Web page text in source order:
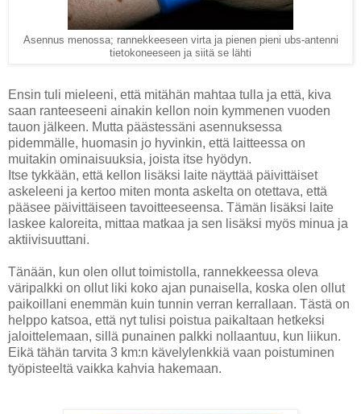
Asennus menossa; rannekkeeseen virta ja pienen pieni ubs-antenni
tietokoneeseen ja siitä se lähti
Ensin tuli mieleeni, että mitähän mahtaa tulla ja että, kiva
saan ranteeseeni ainakin kellon noin kymmenen vuoden
tauon jälkeen. Mutta päästessäni asennuksessa
pidemmälle, huomasin jo hyvinkin, että laitteessa on
muitakin ominaisuuksia, joista itse hyödyn.
Itse tykkään, että kellon lisäksi laite näyttää päivittäiset
askeleeni ja kertoo miten monta askelta on otettava, että
pääsee päivittäiseen tavoitteeseensa. Tämän lisäksi laite
laskee kaloreita, mittaa matkaa ja sen lisäksi myös minua ja
aktiivisuuttani.
Tänään, kun olen ollut toimistolla, rannekkeessa oleva
väripalkki on ollut liki koko ajan punaisella, koska olen ollut
paikoillani enemmän kuin tunnin verran kerrallaan. Tästä on
helppo katsoa, että nyt tulisi poistua paikaltaan hetkeksi
jaloittelemaan, sillä punainen palkki nollaantuu, kun liikun.
Eikä tähän tarvita 3 km:n kävelylenkkiä vaan poistuminen
työpisteeltä vaikka kahvia hakemaan.